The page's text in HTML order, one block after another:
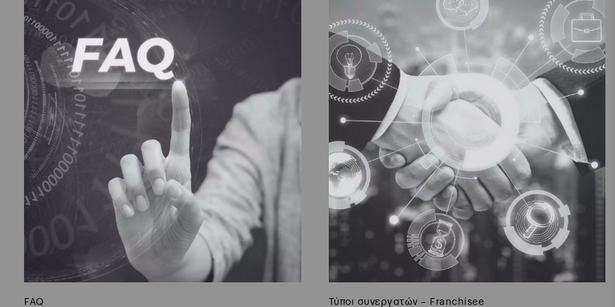
Τύποι συνεργατών – Franchisee Η στρατηγική της επιτυχίας των Biente Studio